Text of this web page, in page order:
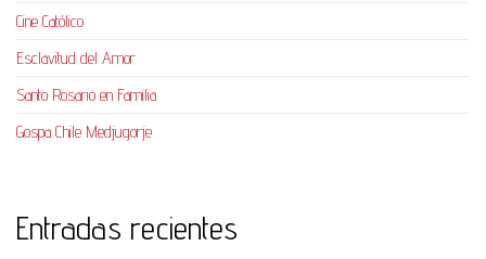
Cine Católico
Esclavitud del Amor
Santo Rosario en Familia
Gospa Chile Medjugorje
Entradas recientes